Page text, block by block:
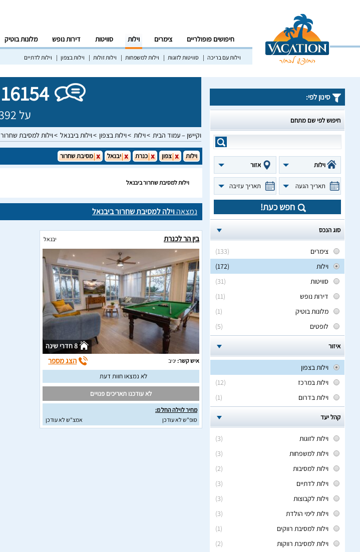
חיפושים פופולריים צימרים וילות סוויטות דירות נופש מלונות בוטיק
וילות עם בריכה סוויטות לזוגות וילות למשפחות וילות זולות וילות בצפון וילות לדתיים
16154 חוות דעת מאומתות!
על 392 מקומות אירוח שונים בישראל
וקיישן – עמוד הבית וילות וילות בצפון וילות ביבנאל וילות למסיבת שחרור
סינון לפי:
חיפוש לפי שם מתחם
וילות אזור
תאריך הגעה תאריך עזיבה
חפש כעת!
סוג הנכס
(133)
צימרים
(172)
וילות
(31)
סוויטות
(11)
דירות נופש
(1)
מלונות בוטיק
(5)
לופטים
איזור
וילות בצפון
(12)
וילות במרכז
(1)
וילות בדרום
קהל יעד
(3)
וילות לזוגות
(3)
וילות למשפחות
(2)
וילות למסיבות
(3)
וילות לדתיים
(3)
וילות לקבוצות
(3)
וילות לימי הולדת
(1)
וילות למסיבת רווקים
(2)
וילות למסיבת רווקות
וילות צפון כנרת יבנאל מסיבת שחרור
וילות למסיבת שחרור ביבנאל
נמצאהוילה למסיבת שחרור ביבנאל
בין הר לכנרת יבנאל
8 חדרי שינה
איש קשר: יניב הצג מספר
לא נמצאו חוות דעת
לא עודכנו תאריכים פנויים
מחיר לוילה החל מ:
סופ"ש לא עודכן
אמצ"ש לא עודכן